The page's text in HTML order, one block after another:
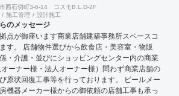
西石切町3-6-14 コスモB.L.D-2F
施工管理 設計施工
のメッセージ
点が御座います商業店舗建築事務所スペースコ
す。 店舗物件選びから飲食店・美容室・物販
・介護・並びにショッピングセンター内の商業
オーナー様・法人オーナー様）問わず商業店舗の
原状回復工事等を行っております。 ビールメー
機器メーカー様からの御依頼の店舗工事も承っ